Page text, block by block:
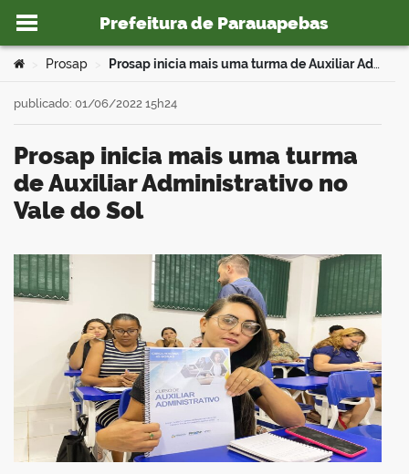
Ir para o conteúdo
Prefeitura de Parauapebas
portal
Você está aqui:
Prosap Prosap inicia mais uma turma de Auxiliar Administrativo no Vale do Sol
Prosap inicia mais uma turma
de Auxiliar Administrativo no
Vale do Sol
publicado: 01/06/2022 15h24